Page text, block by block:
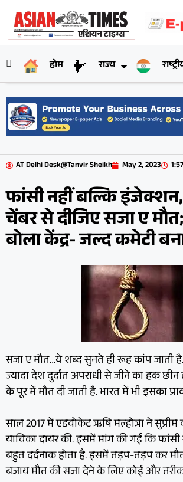
होम राज्य
AT Delhi Desk@Tanvir Sheikh May 2, 2023
फांसी नहीं बल्कि
चेंबर से दीजिए सजा ए
बोला केंद्र- जल्द कमेटी
सजा ए मौत…ये शब्द सुनते ही रूह कांप जाती
ज्यादा देश दुर्दांत अपराधी से जीने का हक
के पूर में मौत दी जाती है. भारत में भी इसका
साल 2017 में एडवोकेट ऋषि मल्होत्रा ने
याचिका दायर की. इसमें मांग की गई कि
बहुत दर्दनाक होता है. इसमें तड़प-तड़प कर
बजाय मौत की सजा देने के लिए कोई और